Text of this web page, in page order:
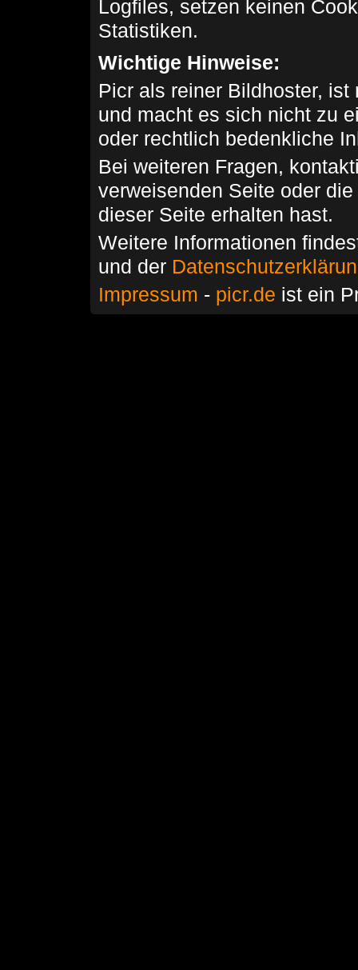
Logfiles, setzen keinen
Statistiken.
Wichtige Hinweise:
Picr als reiner Bildhoster,
und macht es sich nicht zu
oder rechtlich bedenkliche
Bei weiteren Fragen,
verweisenden Seite oder
dieser Seite erhalten hast.
Weitere Informationen
und der
Impressum - picr.de ist ein